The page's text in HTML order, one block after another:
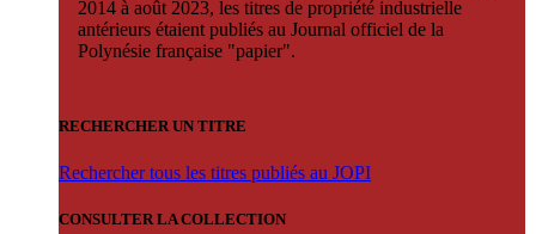
2014 à août 2023, les titres de propriété industrielle
antérieurs étaient publiés au Journal officiel de la
Polynésie française "papier".
RECHERCHER UN TITRE
Rechercher tous les titres publiés au JOPI
CONSULTER LA COLLECTION